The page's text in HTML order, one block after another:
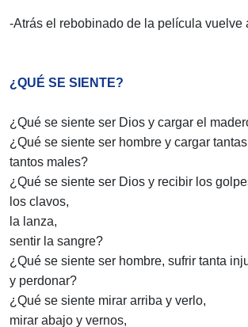
-Atrás el rebobinado de la película vuelve
¿QUÉ SE SIENTE?
¿Qué se siente ser Dios y cargar el
¿Qué se siente ser hombre y cargar
tantos males?
¿Qué se siente ser Dios y recibir los
los clavos,
la lanza,
sentir la sangre?
¿Qué se siente ser hombre, sufrir tanta
y perdonar?
¿Qué se siente mirar arriba y verlo,
mirar abajo y vernos,